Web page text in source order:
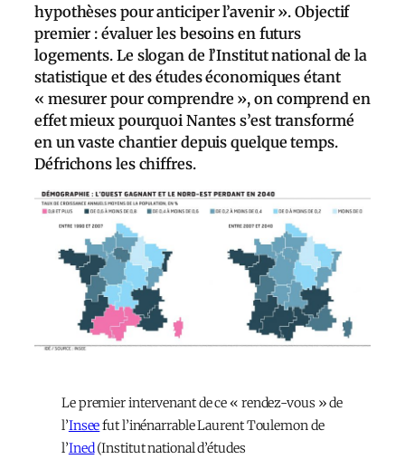
hypothèses pour anticiper l’avenir ». Objectif
premier : évaluer les besoins en futurs
logements. Le slogan de l’Institut national de la
statistique et des études économiques étant
« mesurer pour comprendre », on comprend en
effet mieux pourquoi Nantes s’est transformé
en un vaste chantier depuis quelque temps.
Défrichons les chiffres.
Le premier intervenant de ce « rendez-vous » de
l’Inseefut l’inénarrable Laurent Toulemon de
l’Ined(Institut national d’études